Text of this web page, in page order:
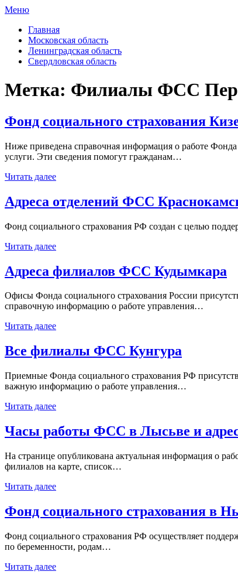
Меню
Главная
Московская область
Ленинградская область
Свердловская область
Метка: Филиалы ФСС
Фонд социального страхования
Ниже приведена справочная информация о работе
услуги. Эти сведения помогут гражданам…
Читать далее
Адреса отделений ФСС
Фонд социального страхования РФ создан с целью
Читать далее
Адреса филиалов ФСС Кудымкара
Офисы Фонда социального страхования России
справочную информацию о работе управления…
Читать далее
Все филиалы ФСС Кунгура
Приемные Фонда социального страхования РФ
важную информацию о работе управления…
Читать далее
Часы работы ФСС в Лысьве и
На странице опубликована актуальная информация о
филиалов на карте, список…
Читать далее
Фонд социального страхования в
Фонд социального страхования РФ осуществляет
по беременности, родам…
Читать далее